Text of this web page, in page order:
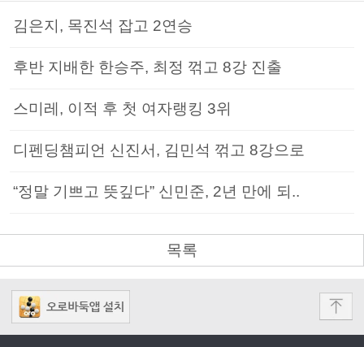
김은지, 목진석 잡고 2연승
후반 지배한 한승주, 최정 꺾고 8강 진출
스미레, 이적 후 첫 여자랭킹 3위
디펜딩챔피언 신진서, 김민석 꺾고 8강으로
“정말 기쁘고 뜻깊다” 신민준, 2년 만에 되..
목록